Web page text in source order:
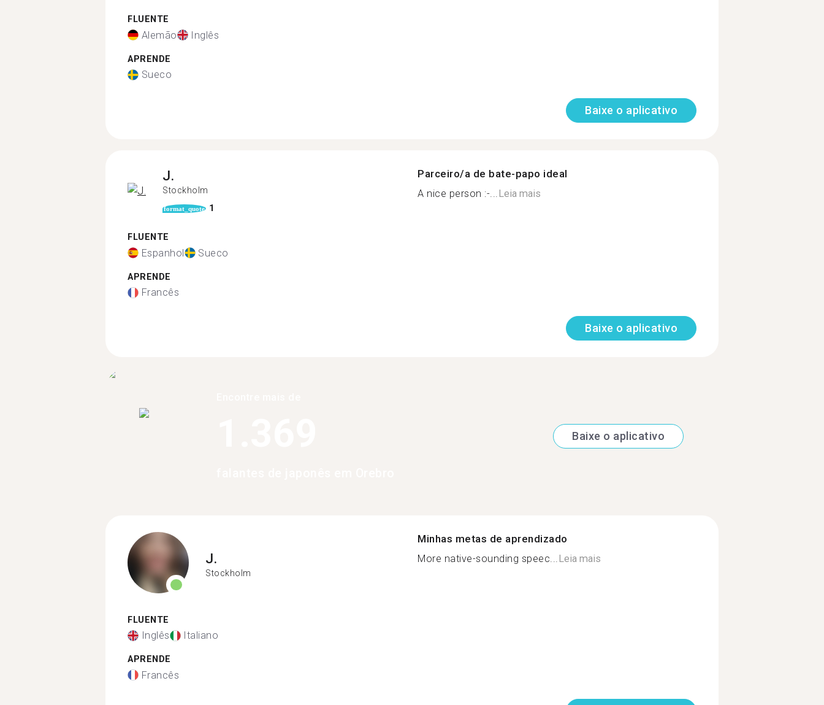
FLUENTE
Alemão Inglês
APRENDE
Sueco
Baixe o aplicativo
J.
Stockholm
format_quote 1
FLUENTE
Espanhol Sueco
APRENDE
Francês
Parceiro/a de bate-papo ideal
A nice person :-...Leia mais
Baixe o aplicativo
Baixe o aplicativo
J.
Stockholm
FLUENTE
Inglês Italiano
APRENDE
Francês
Minhas metas de aprendizado
More native-sounding speec... Leia mais